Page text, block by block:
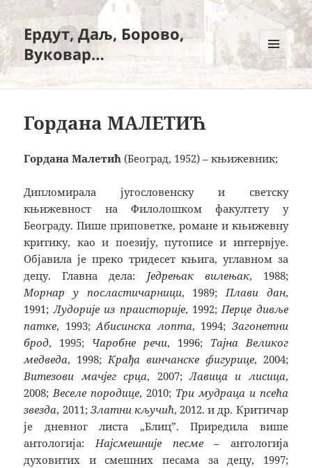
Ердут, Даљ, Борово,
Вуковар…
ИЗБОРНИК
ВИЏЕТИ
Гордана МАЛЕТИЋ
Гордана Малетић (Београд, 1952) – књижевник;
Дипломирала југословенску и светску
књижевност на Филолошком факултету у
Београду. Пише приповетке, романе и књижевну
критику, као и поезију, путописе и интервјуе.
Објавила је преко тридесет књигa, углавном за
децу. Главна дела: Једрењак вилењак, 1988;
Морнар у посластичарници, 1989;Плави дан,
1991;Лудорије из праисторије, 1992;Перце дивље
патке, 1993;Абисинска лопта, 1994; Загонетни
брод, 1995; Чаробне речи, 1996; Тајна Великог
медведа, 1998;Крађа винчанске фигурице, 2004;
Витезови мачјег срца, 2007;Лавица и лисица,
2008;Веселе породице, 2010; Три мудраца и псећа
звезда, 2011; Златни кључић, 2012. и др. Критичар
је дневног листа „Блиц”. Приредила више
антологија:Најсмешније песме– антологија
духовитих и смешних песама за децу, 1997;